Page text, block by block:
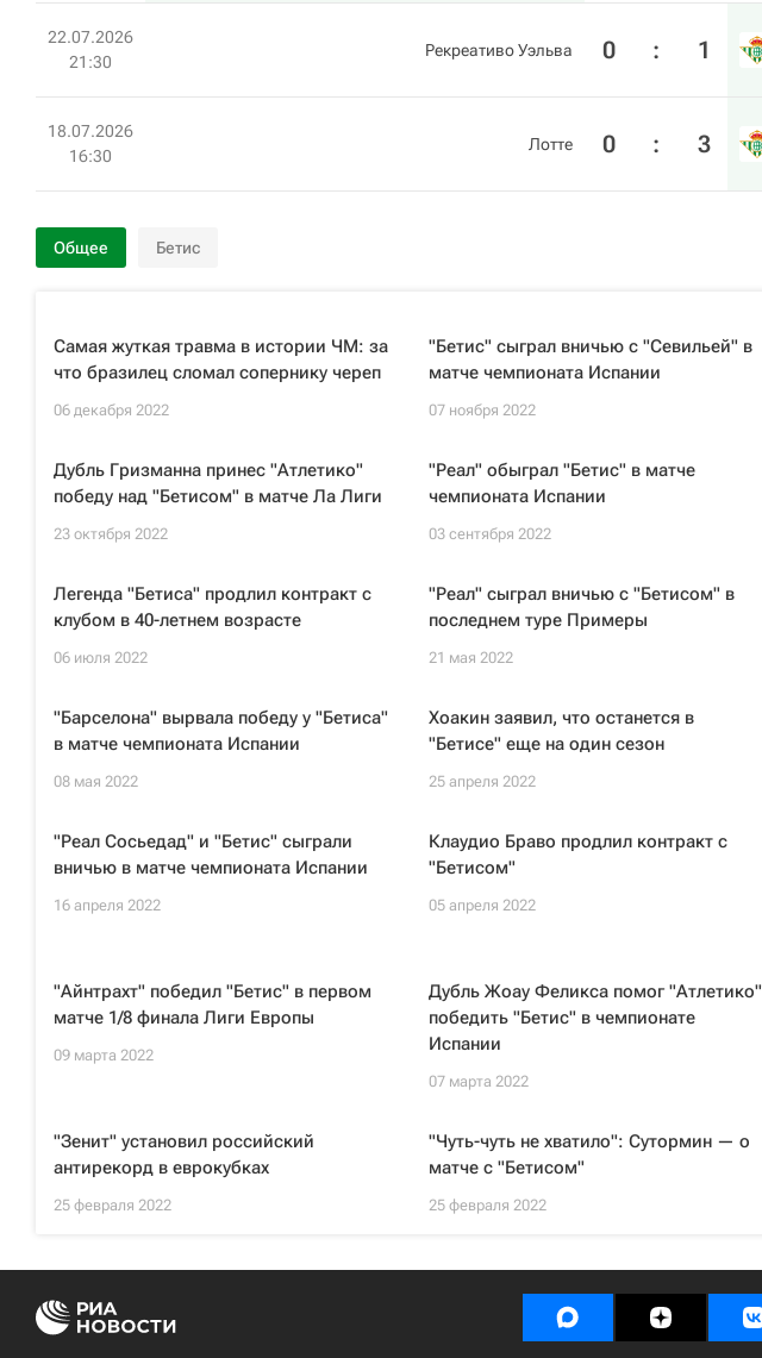
22.07.2026
21:30
Рекреативо Уэльва 0 : 1
18.07.2026
16:30
Лотте 0 : 3
Общее Бетис
Самая жуткая травма в истории ЧМ: за
что бразилец сломал сопернику череп
06 декабря 2022
"Бетис" сыграл вничью с "Севильей" в
матче чемпионата Испании
07 ноября 2022
Дубль Гризманна принес "Атлетико"
победу над "Бетисом" в матче Ла Лиги
23 октября 2022
"Реал" обыграл "Бетис" в матче
чемпионата Испании
03 сентября 2022
Легенда "Бетиса" продлил контракт с
клубом в 40-летнем возрасте
06 июля 2022
"Реал" сыграл вничью с "Бетисом" в
последнем туре Примеры
21 мая 2022
"Барселона" вырвала победу у "Бетиса"
в матче чемпионата Испании
08 мая 2022
Хоакин заявил, что останется в
"Бетисе" еще на один сезон
25 апреля 2022
"Реал Сосьедад" и "Бетис" сыграли
вничью в матче чемпионата Испании
16 апреля 2022
Клаудио Браво продлил контракт с
"Бетисом"
05 апреля 2022
"Айнтрахт" победил "Бетис" в первом
матче 1/8 финала Лиги Европы
09 марта 2022
Дубль Жоау Феликса помог "Атлетико"
победить "Бетис" в чемпионате
Испании
07 марта 2022
"Зенит" установил российский
антирекорд в еврокубках
25 февраля 2022
"Чуть-чуть не хватило": Сутормин — о
матче с "Бетисом"
25 февраля 2022